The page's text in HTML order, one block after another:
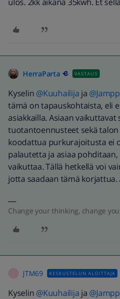
HerraParta VASTAUS
Kyselin ​ @Kuuhailija ja ​
tämä on tapauskohtaista, eli
asiakkailla. Asiaan
tuotantoennusteet sekä
koodattua purkurajoitusta ei
palautetta ja asiaa
vaikuttaa. Tällä hetkellä voi
jotta saadaan tämä korjattua.
Change your thinking, change
JTM69 KESKUSTELUN ALOITTAJA
Kyselin ​ @Kuuhailija ja ​